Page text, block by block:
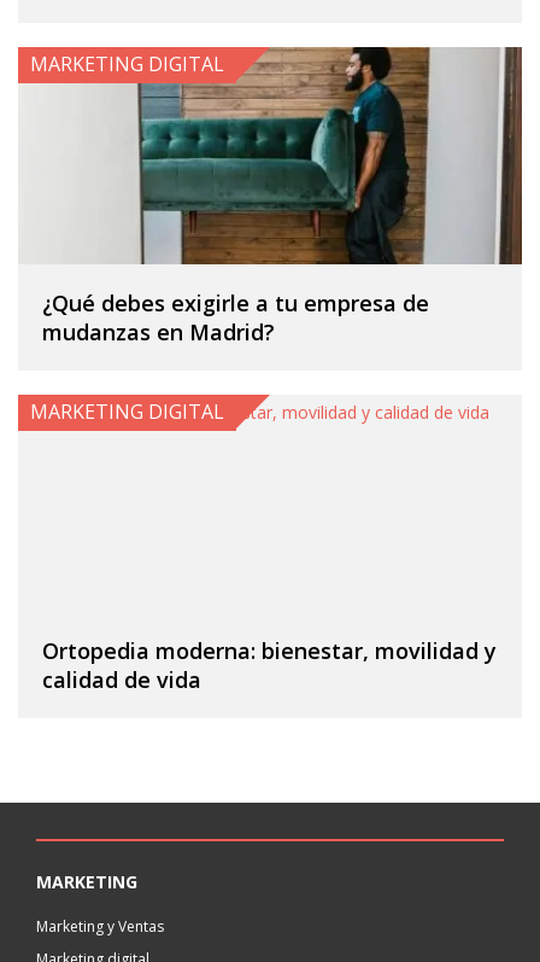
¿Qué debes exigirle a tu empresa de
mudanzas en Madrid?
MARKETING DIGITAL
Ortopedia moderna: bienestar, movilidad y
calidad de vida
MARKETING DIGITAL
MARKETING
Marketing y Ventas